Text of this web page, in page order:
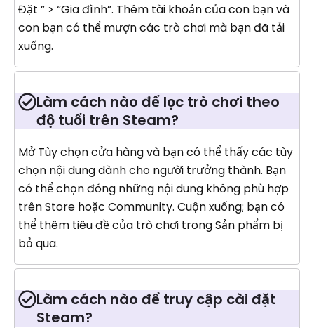
Đặt ” > “Gia đình”. Thêm tài khoản của con bạn và
con bạn có thể mượn các trò chơi mà bạn đã tải
xuống.
Làm cách nào để lọc trò chơi theo
độ tuổi trên Steam?
Mở Tùy chọn cửa hàng và bạn có thể thấy các tùy
chọn nội dung dành cho người trưởng thành. Bạn
có thể chọn đóng những nội dung không phù hợp
trên Store hoặc Community. Cuộn xuống; bạn có
thể thêm tiêu đề của trò chơi trong Sản phẩm bị
bỏ qua.
Làm cách nào để truy cập cài đặt
Steam?